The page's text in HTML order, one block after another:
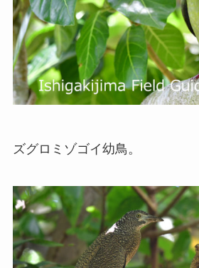
ズグロミゾゴイ幼鳥。